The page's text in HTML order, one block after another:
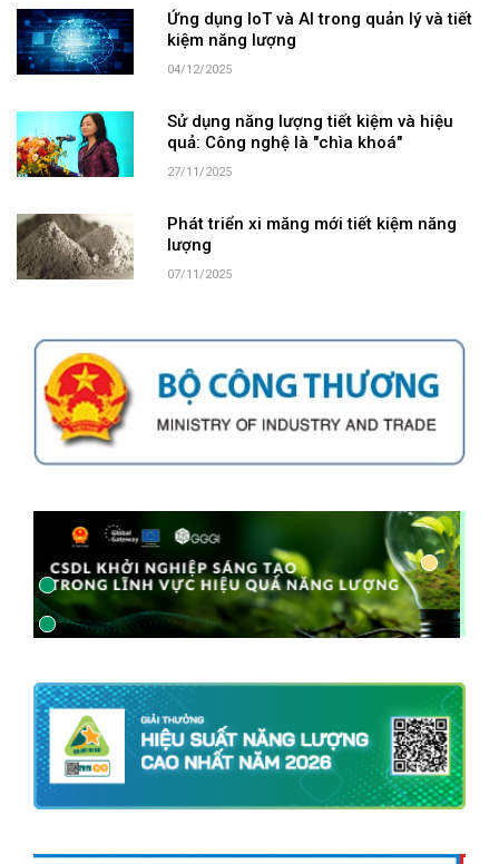
Ứng dụng IoT và AI trong quản lý và tiết
kiệm năng lượng
04/12/2025
Sử dụng năng lượng tiết kiệm và hiệu
quả: Công nghệ là "chìa khoá"
27/11/2025
Phát triển xi măng mới tiết kiệm năng
lượng
07/11/2025